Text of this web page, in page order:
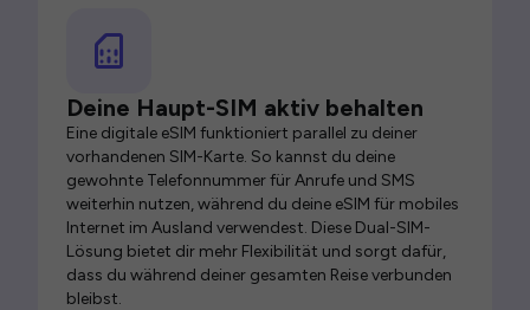
Deine Haupt-SIM aktiv behalten
Eine digitale eSIM funktioniert parallel zu deiner
vorhandenen SIM-Karte. So kannst du deine
gewohnte Telefonnummer für Anrufe und SMS
weiterhin nutzen, während du deine eSIM für mobiles
Internet im Ausland verwendest. Diese Dual-SIM-
Lösung bietet dir mehr Flexibilität und sorgt dafür,
dass du während deiner gesamten Reise verbunden
bleibst.